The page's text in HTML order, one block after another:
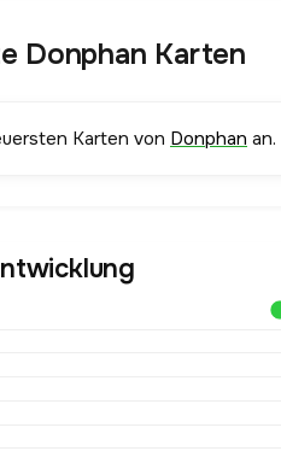
Donphan Karten
Karten von Donphan an.